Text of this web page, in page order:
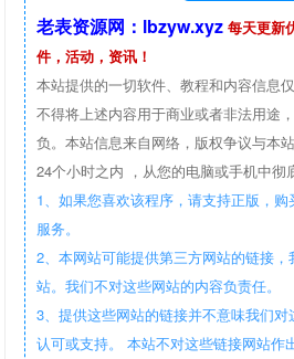
老表资源网：lbzyw.xyz 每天更新
件，活动，资讯！
本站提供的一切软件、教程和内容信息
不得将上述内容用于商业或者非法用途
负。本站信息来自网络，版权争议与本
24个小时之内 ，从您的电脑或手机中彻
1、如果您喜欢该程序，请支持正版，
服务。
2、本网站可能提供第三方网站的链接
站。我们不对这些网站的内容负责任。
3、提供这些网站的链接并不意味我们
认可或支持。 本站不对这些链接网站作